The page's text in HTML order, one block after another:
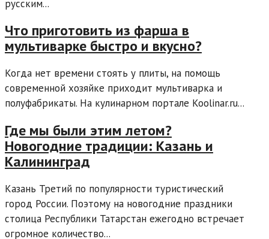
русским...
Что приготовить из фарша в
мультиварке быстро и вкусно?
Когда нет времени стоять у плиты, на помощь
современной хозяйке приходит мультиварка и
полуфабрикаты. На кулинарном портале Koolinar.ru...
Где мы были этим летом?
Новогодние традиции: Казань и
Калининград
Казань Третий по популярности туристический
город России. Поэтому на новогодние праздники
столица Республики Татарстан ежегодно встречает
огромное количество...